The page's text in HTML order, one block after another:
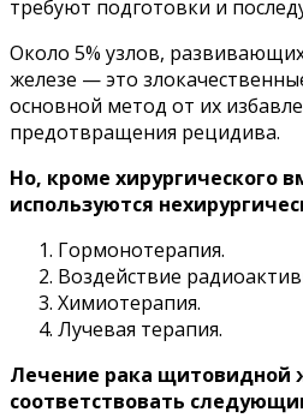
требуют подготовки и
Около 5% узлов,
железе — это
основной метод от их
предотвращения рецидива.
Но, кроме хирургического
используются
Гормонотерапия.
Воздействие
Химиотерапия.
Лучевая терапия.
Лечение рака щитовидной
соответствовать